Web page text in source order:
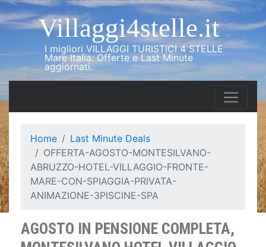
Villaggi4stelle.it
I migliori VILLAGGI TURISTICI 4 STELLE
Mare Italia: Offerte e Last Minute
aggiornati.
Home
Last Minute Deals
OFFERTA-AGOSTO-MONTESILVANO-
ABRUZZO-HOTEL-VILLAGGIO-FRONTE-
MARE-CON-SPIAGGIA-PRIVATA-
ANIMAZIONE-3PISCINE-SPA
AGOSTO IN PENSIONE COMPLETA,